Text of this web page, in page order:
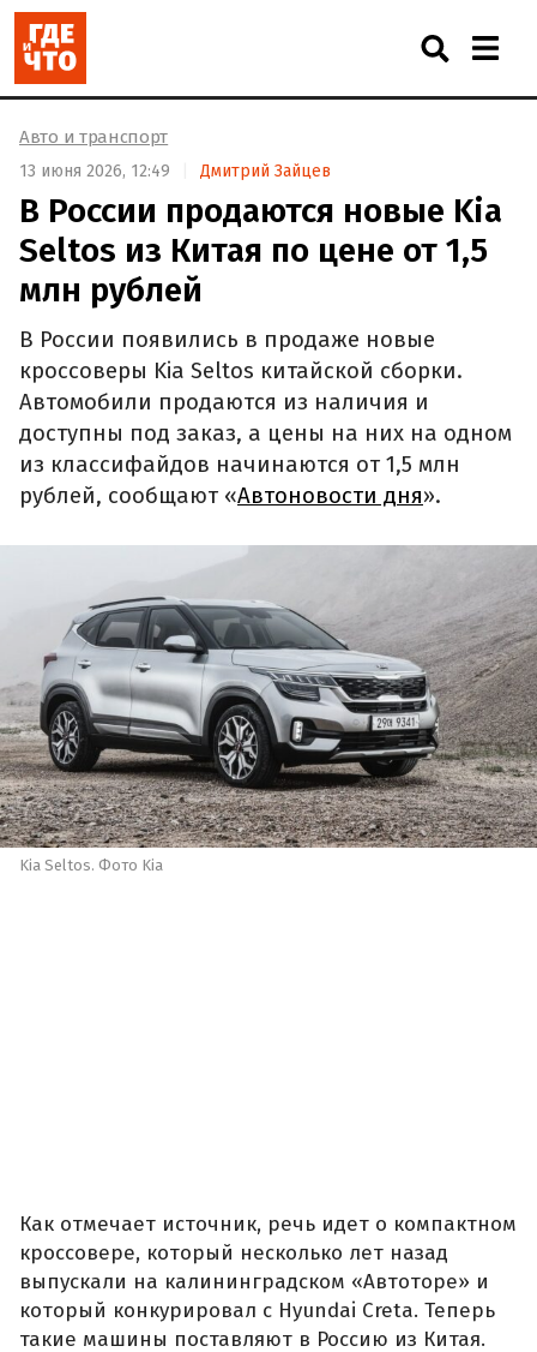
Авто и транспорт
13 июня 2026, 12:49 Дмитрий Зайцев
В России продаются новые Kia
Seltos из Китая по цене от 1,5
млн рублей
В России появились в продаже новые
кроссоверы Kia Seltos китайской сборки.
Автомобили продаются из наличия и
доступны под заказ, а цены на них на одном
из классифайдов начинаются от 1,5 млн
рублей, сообщают «Автоновости дня».
Kia Seltos. Фото Kia
Как отмечает источник, речь идет о компактном
кроссовере, который несколько лет назад
выпускали на калининградском «Автоторе» и
который конкурировал с Hyundai Creta. Теперь
такие машины поставляют в Россию из Китая.